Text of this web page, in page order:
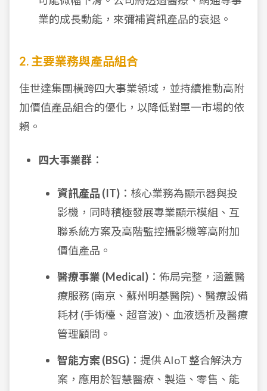
業的成長動能，來彌補資訊產品的衰退。
2. 主要業務與產品組合
佳世達集團橫跨四大事業領域，並持續推動高附
加價值產品組合的優化，以降低對單一市場的依
賴。
四大事業群 ：
資訊產品 (IT) ：核心業務為顯示器與投
影機，同時積極發展專業顯示模組、互
聯系統方案及高階監控攝影機等高附加
價值產品。
醫療事業 (Medical) ：佈局完整，涵蓋醫
療服務 (南京、蘇州明基醫院)、醫療設備
耗材 (手術檯、超音波)、血液透析及醫療
管理顧問。
智能方案 (BSG) ：提供 AIoT 整合解決方
案，應用於智慧醫療、製造、零售、能